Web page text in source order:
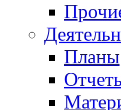
Планы